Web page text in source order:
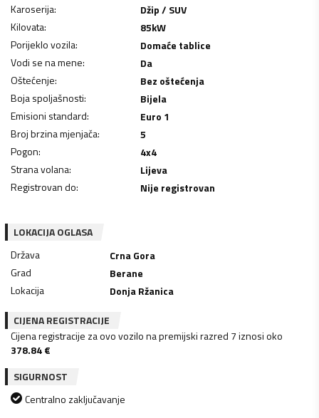
Karoserija:
Džip / SUV
Kilovata: 85kW
Porijeklo vozila:
Domaće tablice
Vodi se na mene:
Da
Oštećenje:
Bez oštećenja
Boja spoljašnosti:
Bijela
Emisioni standard:
Euro 1
Broj brzina mjenjača:
5
Pogon:
4x4
Strana volana:
Lijeva
Registrovan do: Nije registrovan
LOKACIJA OGLASA
Država
Crna Gora
Grad
Berane
Lokacija
Donja Ržanica
CIJENA REGISTRACIJE
Cijena registracije za ovo vozilo na premijski razred 7 iznosi oko
378.84€
SIGURNOST
Centralno zaključavanje